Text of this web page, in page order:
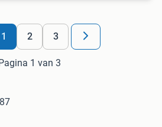
1 2 3
Pagina 1 van 3